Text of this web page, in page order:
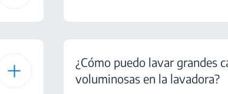
¿Cómo puedo lavar grandes
voluminosas en la lavadora?